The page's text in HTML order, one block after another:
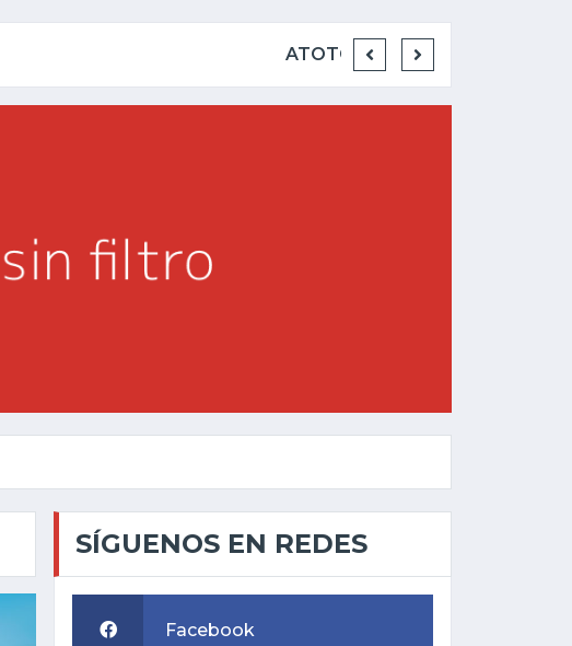
INMINENTE
SÍGUENOS EN REDES
Facebook